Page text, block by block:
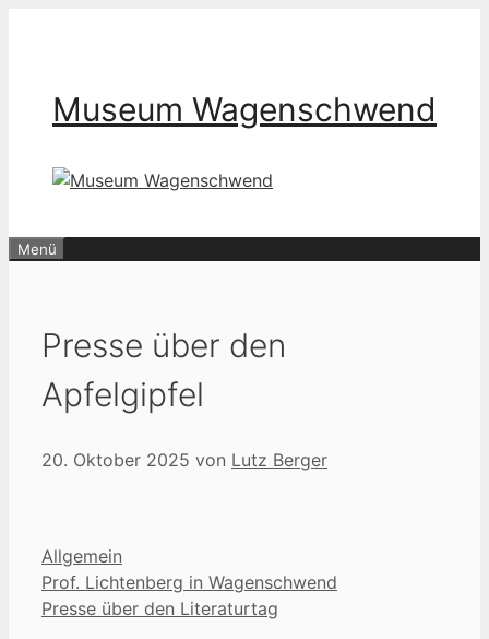
Museum Wagenschwend
Menü
Presse über den
Apfelgipfel
20. Oktober 2025 von Lutz Berger
Kategorien
Allgemein
Prof. Lichtenberg in Wagenschwend
Presse über den Literaturtag